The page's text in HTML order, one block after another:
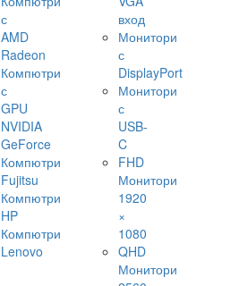
с
AMD
Radeon
Компютри
с
GPU
NVIDIA
GeForce
Компютри
Fujitsu
Компютри
HP
Компютри
Lenovo
вход
Монитори
с
DisplayPort
Монитори
с
USB-
C
FHD
Монитори
1920
×
1080
QHD
Монитори